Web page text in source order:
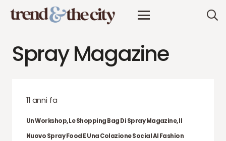
Spray Magazine
11 anni fa
Un Workshop, Le Shopping Bag Di Spray Magazine, Il
Nuovo Spray Food E Una Colazione Social Al Fashion